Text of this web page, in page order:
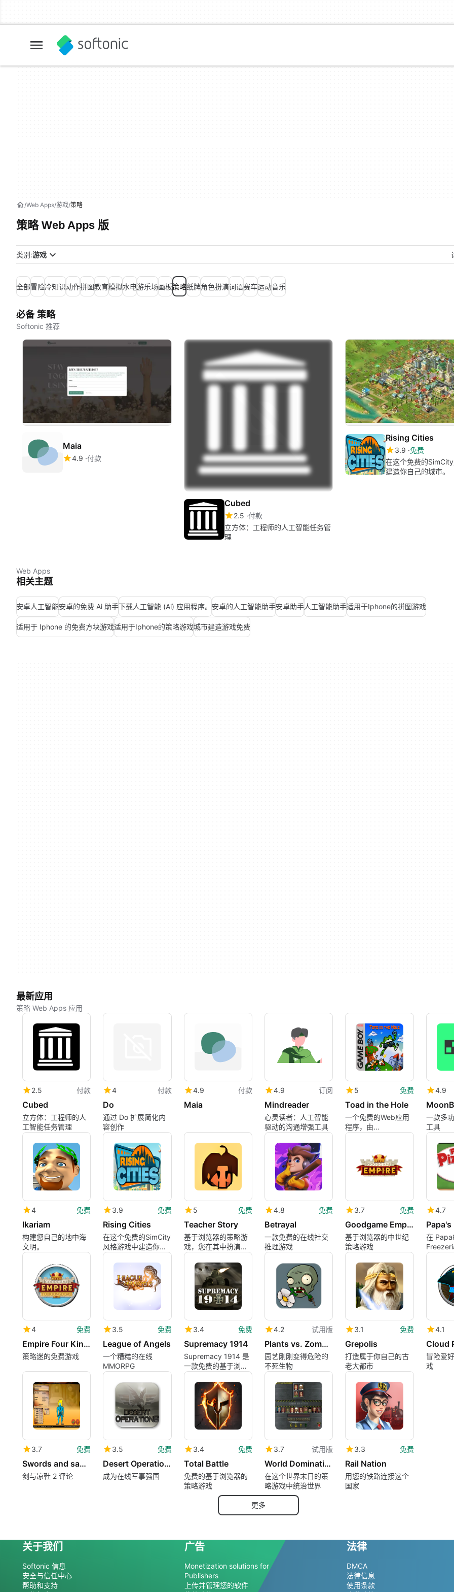
Web Apps 游戏 策略
策略 Web Apps 版
类别:游戏
全部冒险冷知识动作拼图教育模拟水电游乐场画板策略纸牌角色扮演词语赛车运动音乐
必备 策略
Softonic 推荐
Maia
4.9 付款
Cubed
2.5 付款
立方体：工程师的人工智能任务管
理
Rising Cities
3.9 免费
在这个免费的
建造你自己的城市。
Web Apps
相关主题
安卓人工智能安卓的免费 Ai 助手下载人工智能 (Ai) 应用程序。 安卓的人工智能助手安卓助手人工智能助手适用于Iphone的拼图游戏
适用于 Iphone 的免费方块游戏适用于Iphone的策略游戏城市建造游戏免费
最新应用
策略 Web Apps 应用
2.5 付款
Cubed
立方体：工程师的人
工智能任务管理
4 付款
Do
通过 Do 扩展简化内
容创作
4.9 付款
Maia
4.9 订阅
Mindreader
心灵读者：人工智能
驱动的沟通增强工具
5 免费
Toad in the Hole
一个免费的Web应用
程序，由
everydaylouie提供的
4.9
一款多
工具
4 免费
Ikariam
构建您自己的地中海
文明。
3.9 免费
Rising Cities
在这个免费的SimCity
风格游戏中建造你自
己的城市。
5 免费
Teacher Story
基于浏览器的策略游
戏，您在其中扮演老
师
4.8 免费
Betrayal
一款免费的在线社交
推理游戏
3.7 免费
Goodgame Empire
基于浏览器的中世纪
策略游戏
4.7
Papa's
在
冰淇淋
4 免费
Empire Four Kingdoms
策略迷的免费游戏
3.5 免费
League of Angels
一个糟糕的在线
MMORPG
3.4 免费
Supremacy 1914
Supremacy 1914 是
一款免费的基于浏览
器的策略游戏。军事
和外交技能在您通往
胜利的道路上至关重
4.2 试用版
Plants vs. Zombies
园艺刚刚变得危险的
不死生物
3.1 免费
Grepolis
打造属于你自己的古
老大都市
4.1
Cloud
冒险爱
戏
3.7 免费
Swords and sandals 2
剑与凉鞋 2 评论
3.5 免费
Desert Operations
成为在线军事强国
3.4 免费
Total Battle
免费的基于浏览器的
策略游戏
3.7 试用版
World Domination
在这个世界末日的策
略游戏中统治世界
3.3 免费
Rail Nation
用您的铁路连接这个
国家
更多
关于我们
Softonic 信息
安全与信任中心
帮助和支持
广告
Monetization solutions for
Publishers
上传并管理您的软件
法律
DMCA
法律信息
使用条款